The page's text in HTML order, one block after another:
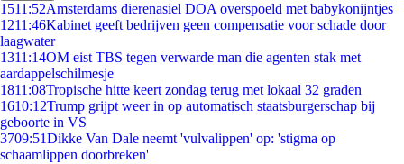
1511:52Amsterdams dierenasiel DOA overspoeld met babykonijntjes
1211:46Kabinet geeft bedrijven geen compensatie voor schade door
laagwater
1311:14OM eist TBS tegen verwarde man die agenten stak met
aardappelschilmesje
1811:08Tropische hitte keert zondag terug met lokaal 32 graden
1610:12Trump grijpt weer in op automatisch staatsburgerschap bij
geboorte in VS
3709:51Dikke Van Dale neemt 'vulvalippen' op: 'stigma op
schaamlippen doorbreken'